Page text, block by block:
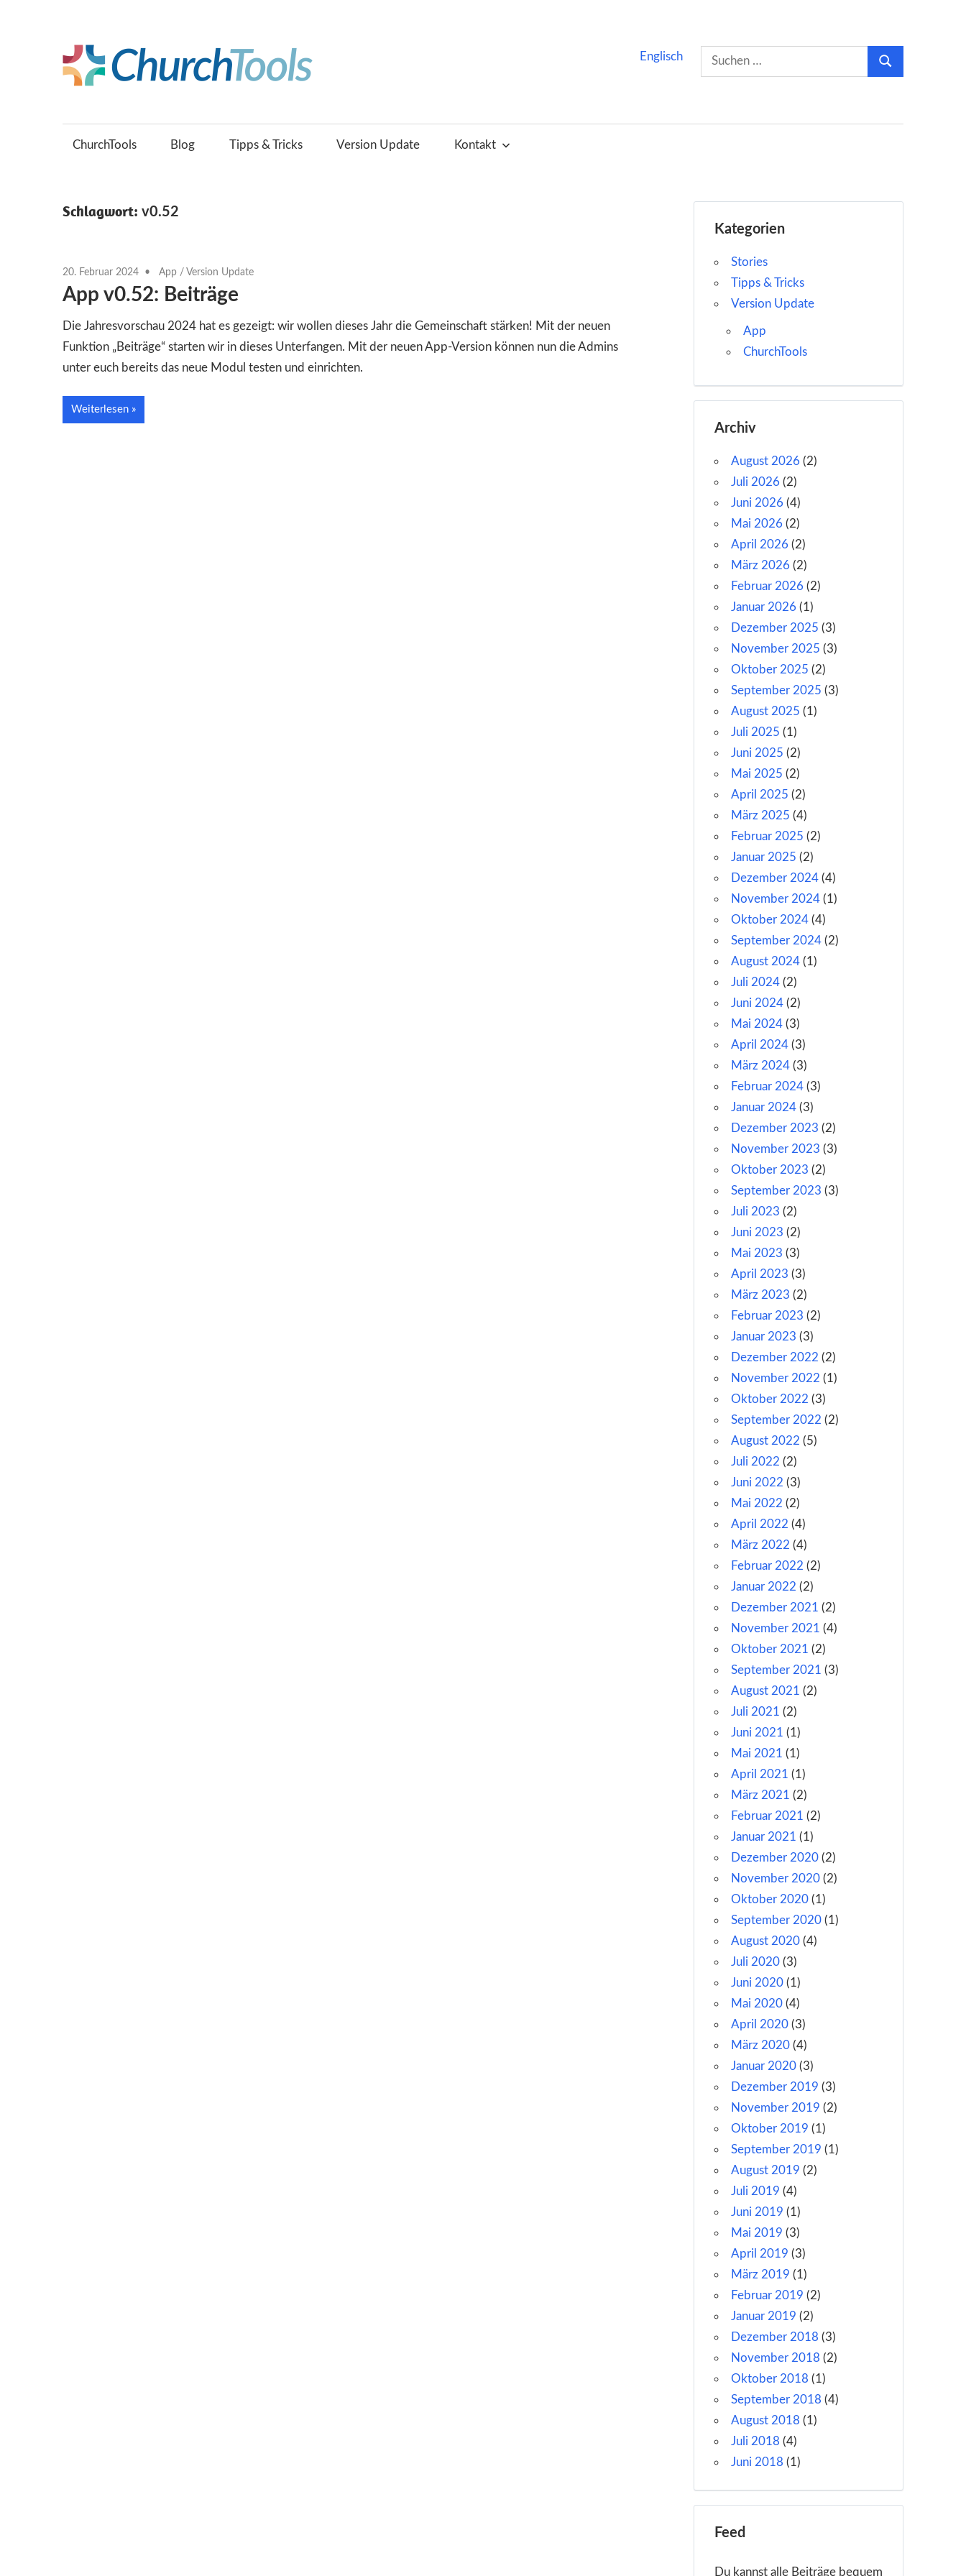
springen
(Deutsch)
Suchen
nach:
Suchen
Englisch
ChurchTools Blog Tipps & Tricks Version Update Kontakt
Schlagwort: v0.52
20. Februar 2024 App / Version Update
App v0.52: Beiträge
Die Jahresvorschau 2024 hat es gezeigt: wir wollen dieses Jahr die Gemeinschaft stärken! Mit der neuen
Funktion „Beiträge“ starten wir in dieses Unterfangen. Mit der neuen App-Version können nun die Admins
unter euch bereits das neue Modul testen und einrichten.
Weiterlesen
Kategorien
Stories
Tipps & Tricks
Version Update
App
ChurchTools
Archiv
August 2026 (2)
Juli 2026 (2)
Juni 2026 (4)
Mai 2026 (2)
April 2026 (2)
März 2026 (2)
Februar 2026 (2)
Januar 2026 (1)
Dezember 2025 (3)
November 2025 (3)
Oktober 2025 (2)
September 2025 (3)
August 2025 (1)
Juli 2025 (1)
Juni 2025 (2)
Mai 2025 (2)
April 2025 (2)
März 2025 (4)
Februar 2025 (2)
Januar 2025 (2)
Dezember 2024(4)
November 2024(1)
Oktober 2024(4)
September 2024(2)
August 2024(1)
Juli 2024(2)
Juni 2024(2)
Mai 2024(3)
April 2024(3)
März 2024(3)
Februar 2024(3)
Januar 2024(3)
Dezember 2023 (2)
November 2023 (3)
Oktober 2023 (2)
September 2023 (3)
Juli 2023 (2)
Juni 2023 (2)
Mai 2023 (3)
April 2023 (3)
März 2023 (2)
Februar 2023 (2)
Januar 2023 (3)
Dezember 2022 (2)
November 2022 (1)
Oktober 2022 (3)
September 2022 (2)
August 2022 (5)
Juli 2022 (2)
Juni 2022 (3)
Mai 2022 (2)
April 2022 (4)
März 2022 (4)
Februar 2022 (2)
Januar 2022 (2)
Dezember 2021 (2)
November 2021 (4)
Oktober 2021 (2)
September 2021 (3)
August 2021 (2)
Juli 2021 (2)
Juni 2021 (1)
Mai 2021 (1)
April 2021 (1)
März 2021 (2)
Februar 2021 (2)
Januar 2021 (1)
Dezember 2020(2)
November 2020(2)
Oktober 2020(1)
September 2020(1)
August 2020(4)
Juli 2020(3)
Juni 2020(1)
Mai 2020(4)
April 2020(3)
März 2020(4)
Januar 2020(3)
Dezember 2019 (3)
November 2019 (2)
Oktober 2019 (1)
September 2019 (1)
August 2019 (2)
Juli 2019 (4)
Juni 2019 (1)
Mai 2019 (3)
April 2019 (3)
März 2019 (1)
Februar 2019 (2)
Januar 2019 (2)
Dezember 2018 (3)
November 2018 (2)
Oktober 2018 (1)
September 2018 (4)
August 2018 (1)
Juli 2018 (4)
Juni 2018 (1)
Feed
Du kannst alle Beiträge bequem